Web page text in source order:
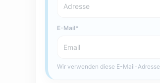
E-Mail
Wir verwenden diese E-Mail-